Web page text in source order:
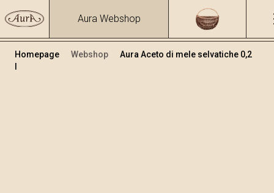
Aura Webshop
Homepage Webshop
Aura Aceto di mele selvatiche 0,2